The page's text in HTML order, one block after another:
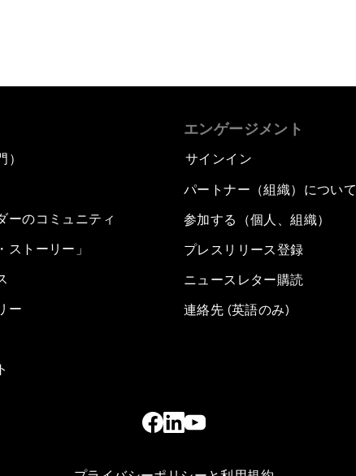
ーのコミュニティ
ストーリー」
ー
エンゲージメント
サインイン
パートナー（組織）について
参加する（個人、組織）
プレスリリース登録
ニュースレター購読
連絡先 (英語のみ)